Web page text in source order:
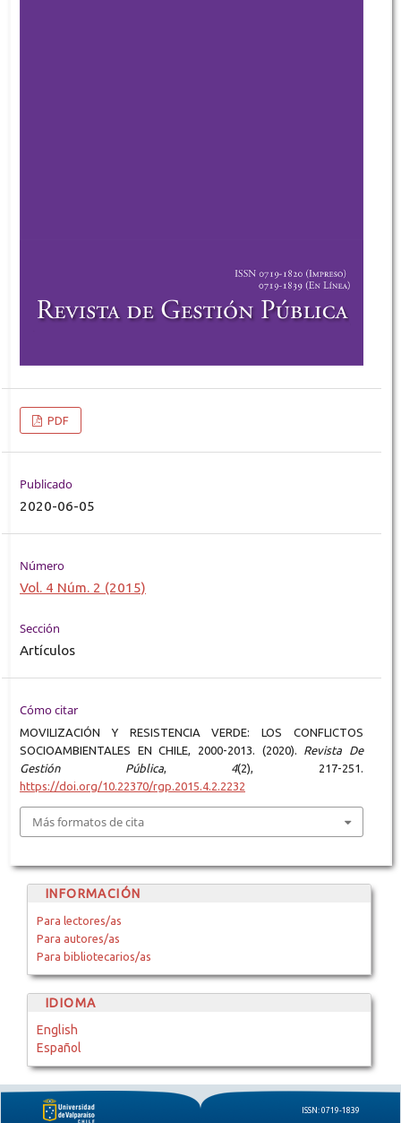
PDF
Publicado
2020-06-05
Número
Vol. 4 Núm. 2 (2015)
Sección
Artículos
Cómo citar
MOVILIZACIÓN Y RESISTENCIA VERDE: LOS CONFLICTOS
SOCIOAMBIENTALES EN CHILE, 2000-2013. (2020). Revista De
Gestión Pública, 4(2), 217-251.
https://doi.org/10.22370/rgp.2015.4.2.2232
Más formatos de cita
INFORMACIÓN
Para lectores/as
Para autores/as
Para bibliotecarios/as
IDIOMA
English
Español
ISSN: 0719-1839